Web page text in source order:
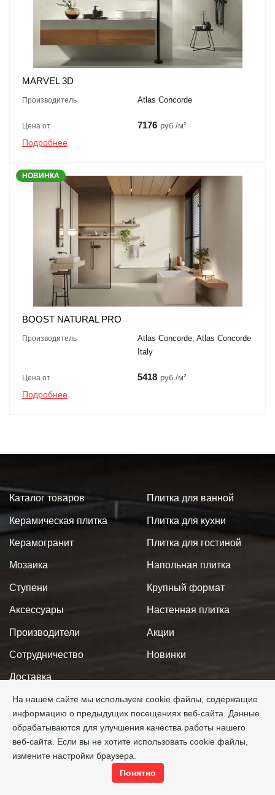
MARVEL 3D
Производитель Atlas Concorde
Цена от 7176 руб./м²
Подробнее
НОВИНКА
BOOST NATURAL PRO
Производитель
Atlas Concorde, Atlas Concorde
Italy
Цена от 5418 руб./м²
Подробнее
Каталог товаров
Керамическая плитка
Керамогранит
Мозаика
Ступени
Аксессуары
Плитка для ванной
Плитка для кухни
Плитка для гостиной
Напольная плитка
Крупный формат
Настенная плитка
Производители
Сотрудничество
Доставка
Оплата
Новости
Проект 3D
Акции
Новинки
На нашем сайте мы используем cookie файлы, содержащие
информацию о предыдущих посещениях веб-сайта. Данные
обрабатываются для улучшения качества работы нашего
веб-сайта. Если вы не хотите использовать cookie файлы,
измените настройки браузера.
Понятно